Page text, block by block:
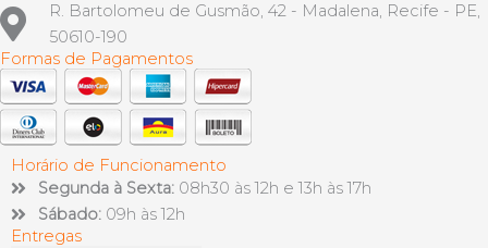
R. Bartolomeu de Gusmão, 42 - Madalena, Recife - PE,
50610-190
Formas de Pagamentos
Horário de Funcionamento
Segunda à Sexta: 08h30 às 12h e 13h às 17h
Sábado: 09h às 12h
Entregas